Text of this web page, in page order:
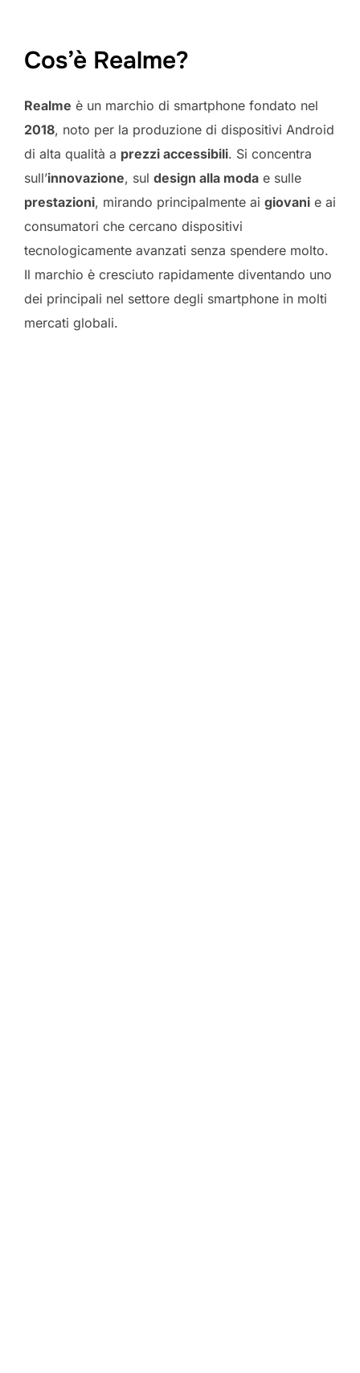
Cos’è Realme?
Realme è un marchio di smartphone fondato nel
2018, noto per la produzione di dispositivi Android
di alta qualità a prezzi accessibili. Si concentra
sull’innovazione, sul design alla moda e sulle
prestazioni, mirando principalmente ai giovani e ai
consumatori che cercano dispositivi
tecnologicamente avanzati senza spendere molto.
Il marchio è cresciuto rapidamente diventando uno
dei principali nel settore degli smartphone in molti
mercati globali.